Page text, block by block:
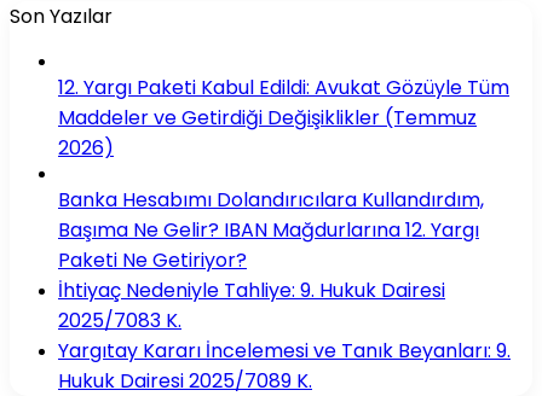
Son Yazılar
12. Yargı Paketi Kabul Edildi: Avukat Gözüyle Tüm
Maddeler ve Getirdiği Değişiklikler (Temmuz
2026)
Banka Hesabımı Dolandırıcılara Kullandırdım,
Başıma Ne Gelir? IBAN Mağdurlarına 12. Yargı
Paketi Ne Getiriyor?
İhtiyaç Nedeniyle Tahliye: 9. Hukuk Dairesi
2025/7083 K.
Yargıtay Kararı İncelemesi ve Tanık Beyanları: 9.
Hukuk Dairesi 2025/7089 K.